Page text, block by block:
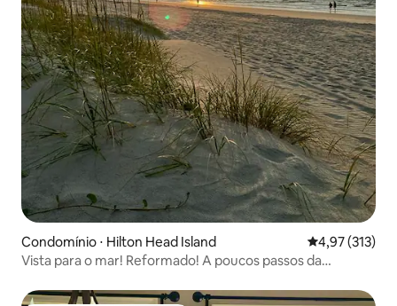
Condomínio ⋅ Hilton Head Island 4,97 de uma
4,97 (313)
Vista para o mar! Reformado! A poucos passos da